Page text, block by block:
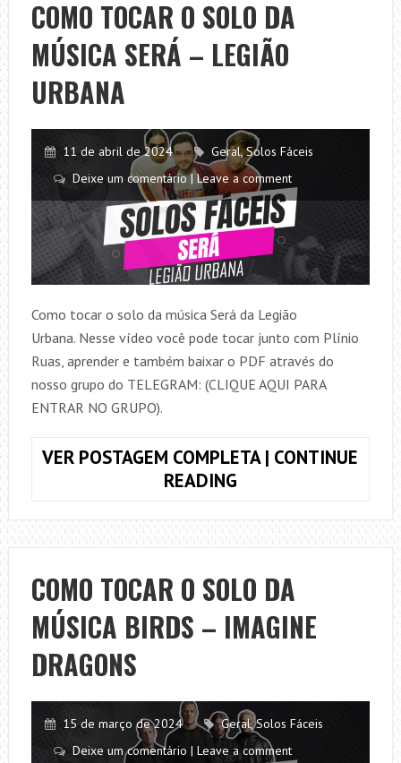
SINÔNIMOS
–
ZÉ
COMO TOCAR O SOLO DA
MÚSICA SERÁ – LEGIÃO
URBANA
11 de abril de 2024 Geral,Solos Fáceis
Deixe um comentário | Leave a comment
Como tocar o solo da música Será da Legião
Urbana. Nesse vídeo você pode tocar junto com Plínio
Ruas, aprender e também baixar o PDF através do
nosso grupo do TELEGRAM: (CLIQUE AQUI PARA
ENTRAR NO GRUPO).
VER POSTAGEM COMPLETA | CONTINUE
READINGCOMO
O
SOLO
DA
MÚSICA
SERÁ
–
COMO TOCAR O SOLO DA
MÚSICA BIRDS – IMAGINE
DRAGONS
15 de março de 2024 Geral,Solos Fáceis
Deixe um comentário | Leave a comment